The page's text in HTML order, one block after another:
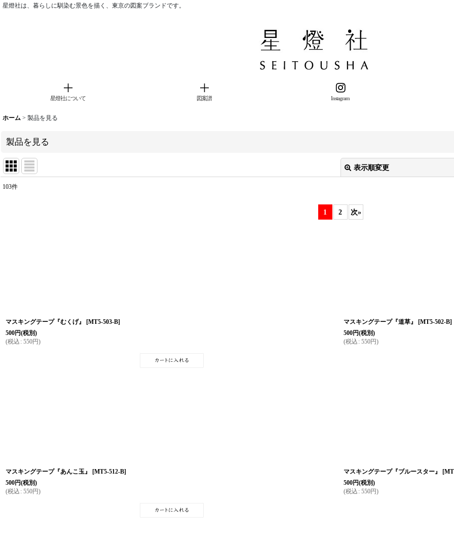
星燈社は、暮らしに馴染む景色を描く、東京の図案ブランドです。
星燈社について 図案譜 Instagram
ホーム > 製品を見る
製品を見る
表示順変更
103件
1 2 次»
マスキングテープ『むくげ』 [MT5-503-B]
500円(税別)
(税込 : 550円)
マスキングテープ『道草』 [MT5-502-B]
500円(税別)
(税込 : 550円)
マスキングテープ『あんこ玉』 [MT5-512-B]
500円(税別)
(税込 : 550円)
マスキングテープ『ブルースター』 [
500円(税別)
(税込 : 550円)